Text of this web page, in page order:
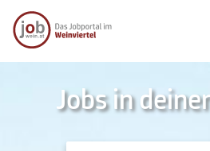
Jobs in